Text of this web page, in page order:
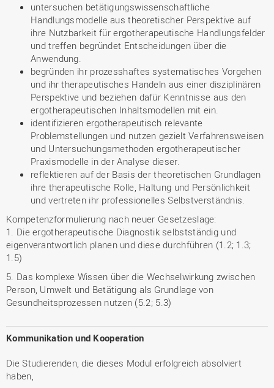
untersuchen betätigungswissenschaftliche
Handlungsmodelle aus theoretischer Perspektive auf
ihre Nutzbarkeit für ergotherapeutische Handlungsfelder
und treffen begründet Entscheidungen über die
Anwendung.
begründen ihr prozesshaftes systematisches Vorgehen
und ihr therapeutisches Handeln aus einer disziplinären
Perspektive und beziehen dafür Kenntnisse aus den
ergotherapeutischen Inhaltsmodellen mit ein.
identifizieren ergotherapeutisch relevante
Problemstellungen und nutzen gezielt Verfahrensweisen
und Untersuchungsmethoden ergotherapeutischer
Praxismodelle in der Analyse dieser.
reflektieren auf der Basis der theoretischen Grundlagen
ihre therapeutische Rolle, Haltung und Persönlichkeit
und vertreten ihr professionelles Selbstverständnis.
Kompetenzformulierung nach neuer Gesetzeslage:
1. Die ergotherapeutische Diagnostik selbstständig und
eigenverantwortlich planen und diese durchführen (1.2; 1.3;
1.5)
5. Das komplexe Wissen über die Wechselwirkung zwischen
Person, Umwelt und Betätigung als Grundlage von
Gesundheitsprozessen nutzen (5.2; 5.3)
Kommunikation und Kooperation
Die Studierenden, die dieses Modul erfolgreich absolviert
haben,